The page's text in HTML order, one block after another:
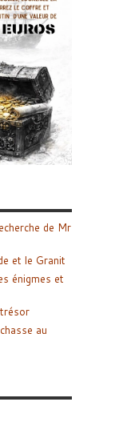
de Mr
et le Granit
énigmes et
au